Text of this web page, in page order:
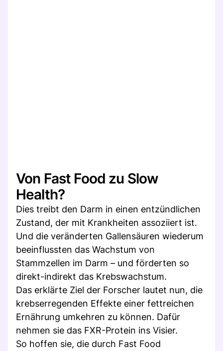
Von Fast Food zu Slow
Health?
Dies treibt den Darm in einen entzündlichen
Zustand, der mit Krankheiten assoziiert ist.
Und die veränderten Gallensäuren wiederum
beeinflussten das Wachstum von
Stammzellen im Darm – und förderten so
direkt-indirekt das Krebswachstum.
Das erklärte Ziel der Forscher lautet nun, die
krebserregenden Effekte einer fettreichen
Ernährung umkehren zu können. Dafür
nehmen sie das FXR-Protein ins Visier.
So hoffen sie, die durch Fast Food